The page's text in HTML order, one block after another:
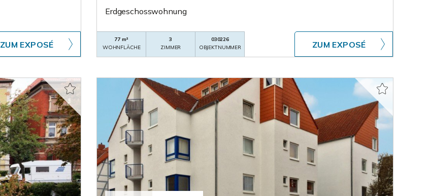
ZUM EXPOSÉ
Erdgeschosswohnung
77 m²
WOHNFLÄCHE
3
ZIMMER
030226
OBJEKTNUMMER
ZUM EXPOSÉ